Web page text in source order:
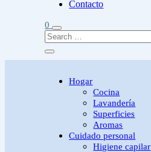
Contacto
0
Hogar
Cocina
Lavandería
Superficies
Aromas
Cuidado personal
Higiene capilar